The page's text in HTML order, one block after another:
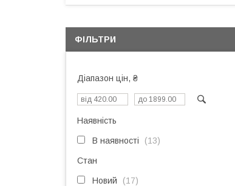
ФІЛЬТРИ
Діапазон цін, ₴
Наявність
В наявності 13
Стан
Новий 17